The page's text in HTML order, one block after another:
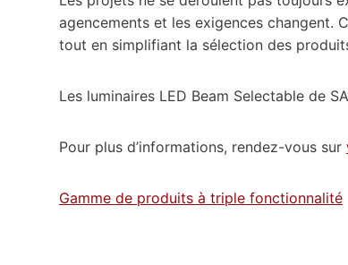
agencements et les exigences changent.
tout en simplifiant la sélection des
Les luminaires LED Beam Selectable de
Pour plus d’informations, rendez-vous sur
Gamme de produits à triple fonctionnalité